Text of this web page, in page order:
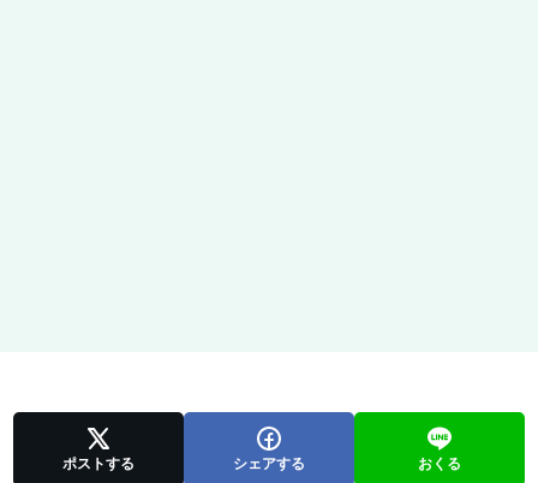
ポストする シェアする おくる